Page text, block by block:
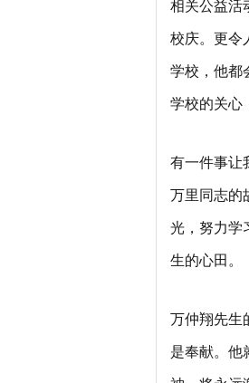
相关公益活
校庆。更令
学校，他都
学校的关心
有一件事让
万里同志的
光，努力学
生的心田。
万仲翔先生
是奉献。他